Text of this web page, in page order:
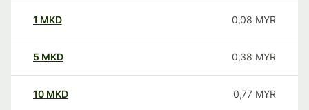
1 MKD 0,08 MYR
5 MKD 0,38 MYR
10 MKD 0,77 MYR